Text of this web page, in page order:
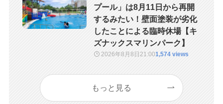
プール」は8月11日から再開
するみたい！壁面塗装が劣化
したことによる臨時休場【キ
ズナックスマリンパーク】
2026年8月8日21:001,574 views
もっと見る